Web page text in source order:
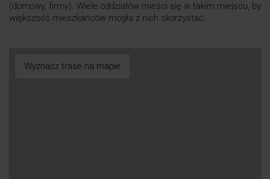
(domowy, firmy). Wiele oddziałów mieści się w takim miejscu, by
większość mieszkańców mogła z nich skorzystać.
Wyznacz trase na mapie